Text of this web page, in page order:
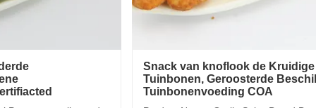
Snack van knoflook de Kruidige
Tuinbonen, Geroosterde Beschikbare
Tuinbonenvoeding COA